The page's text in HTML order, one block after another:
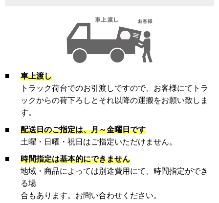
■
車上渡し
トラック荷台でのお引渡しですので、お客様にてトラ
ックからの荷下ろしとそれ以降の運搬をお願い致しま
す。
■
配送日のご指定は、月～金曜日です
土曜・日曜・祝日はご指定いただけません。
■
時間指定は基本的にできません
地域・商品によっては別途費用にて、時間指定ができ
る場
合もあります。お問い合わせください。